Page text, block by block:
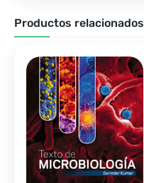
Productos relacionados